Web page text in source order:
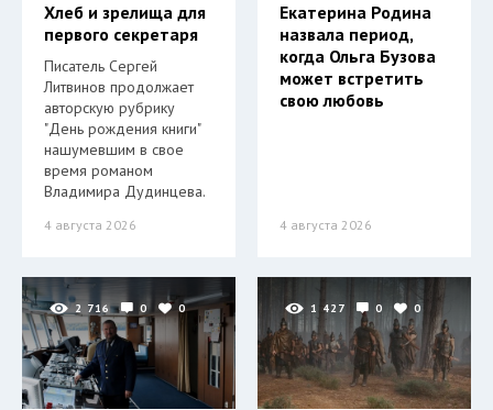
Хлеб и зрелища для
первого секретаря
Писатель Сергей
Литвинов продолжает
авторскую рубрику
"День рождения книги"
нашумевшим в свое
время романом
Владимира Дудинцева.
4 августа 2026
Екатерина Родина
назвала период,
когда Ольга Бузова
может встретить
свою любовь
4 августа 2026
2 716 0 0 1 427 0 0